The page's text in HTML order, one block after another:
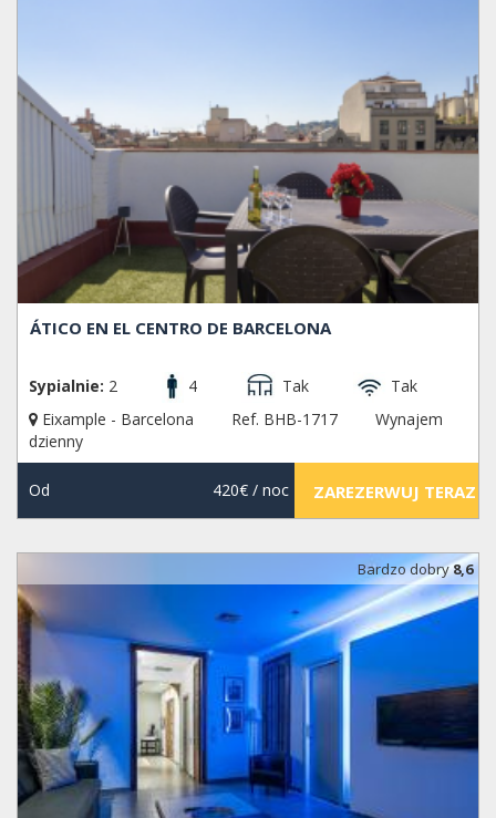
ÁTICO EN EL CENTRO DE BARCELONA
Sypialnie: 2 4 Tak
Tak
Eixample - Barcelona
Ref. BHB-1717
Wynajem
dzienny
Od 420€/ noc ZAREZERWUJ TERAZ
Bardzo dobry8,6